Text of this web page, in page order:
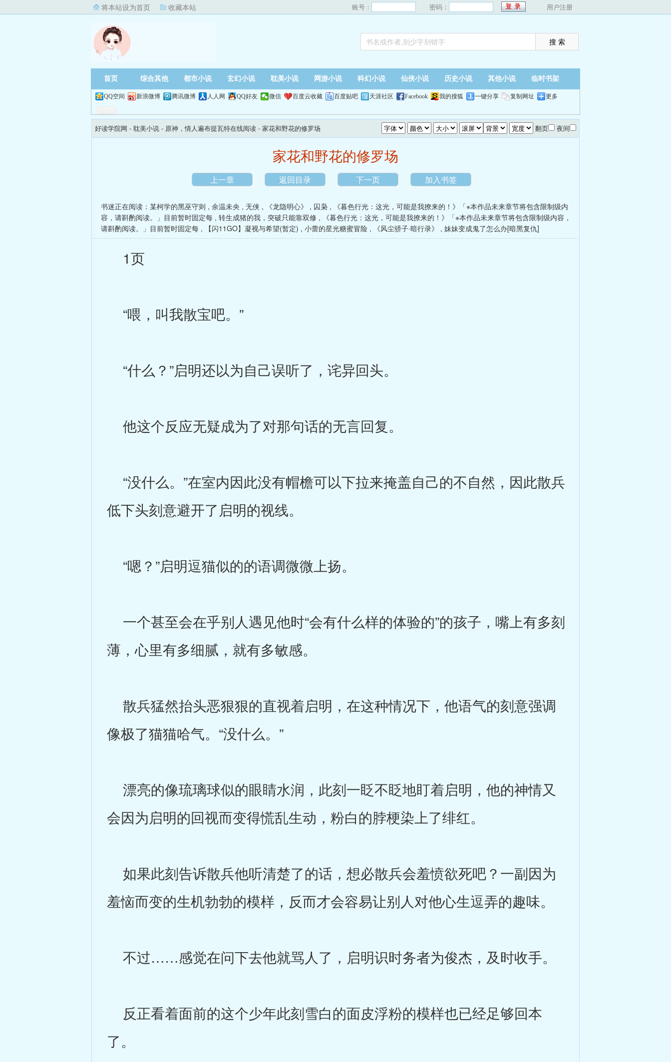
将本站设为首页 收藏本站 账号： 密码： 用户注册
首页 综合其他 都市小说 玄幻小说 耽美小说 网游小说 科幻小说 仙侠小说 历史小说 其他小说 临时书架
QQ空间 新浪微博 腾讯微博 人人网 QQ好友 微信 百度云收藏 百度贴吧 天涯社区 Facebook 我的搜狐 一键分享 复制网址 更多
好读学院网 - 耽美小说 - 原神，情人遍布提瓦特在线阅读 - 家花和野花的修罗场 翻页 夜间
家花和野花的修罗场
上一章 返回目录 下一页 加入书签
书迷正在阅读： 某柯学的黑巫守则 , 余温未央 , 无侠 , 《龙隐明心》 , 囚枭 ,
《暮色行光：这光，可能是我撩来的！》「※本作品未来章节将包含限制级内
容，请斟酌阅读。」目前暂时固定每 , 转生成猪的我，突破只能靠双修 ,
《暮色行光：这光，可能是我撩来的！》「※本作品未来章节将包含限制级内容，
请斟酌阅读。」目前暂时固定每 , 【闪11GO】凝视与希望(暂定) , 小蕾的星光糖蜜冒险 , 《风尘骄子·暗行录》 , 妹妹变成鬼了怎么办[暗黑复仇]
1页
“喂，叫我散宝吧。”
“什么？”启明还以为自己误听了，诧异回头。
他这个反应无疑成为了对那句话的无言回复。
“没什么。”在室内因此没有帽檐可以下拉来掩盖自己的不自然，因此散兵
低下头刻意避开了启明的视线。
“嗯？”启明逗猫似的的语调微微上扬。
一个甚至会在乎别人遇见他时“会有什么样的体验的”的孩子，嘴上有多刻
薄，心里有多细腻，就有多敏感。
散兵猛然抬头恶狠狠的直视着启明，在这种情况下，他语气的刻意强调
像极了猫猫哈气。“没什么。”
漂亮的像琉璃球似的眼睛水润，此刻一眨不眨地盯着启明，他的神情又
会因为启明的回视而变得慌乱生动，粉白的脖梗染上了绯红。
如果此刻告诉散兵他听清楚了的话，想必散兵会羞愤欲死吧？一副因为
羞恼而变的生机勃勃的模样，反而才会容易让别人对他心生逗弄的趣味。
不过……感觉在问下去他就骂人了，启明识时务者为俊杰，及时收手。
反正看着面前的这个少年此刻雪白的面皮浮粉的模样也已经足够回本
了。